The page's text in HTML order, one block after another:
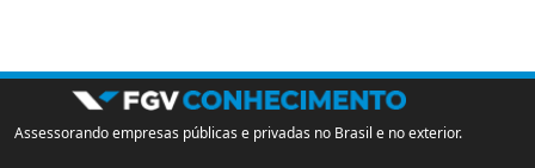
Assessorando empresas públicas e privadas no Brasil e no exterior.